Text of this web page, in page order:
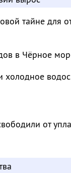
тайне для
в Чёрное
холодное
от